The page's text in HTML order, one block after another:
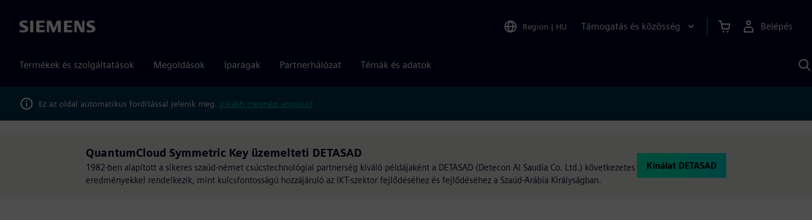
Siemens Region | HU Támogatás és közösség Belépés
Termékek és szolgáltatások Megoldások Iparágak Partnerhálózat Témák és adatok
Ez az oldal automatikus fordítással jelenik meg. Inkább megnézi angolul?
QuantumCloud Symmetric Key üzemelteti DETASAD
1982-ben alapított a sikeres szaúd-német csúcstechnológiai partnerség kiváló példájaként a DETASAD (Detecon Al Saudia Co. Ltd.) következetes
eredményekkel rendelkezik, mint kulcsfontosságú hozzájáruló az IKT-szektor fejlődéséhez és fejlődéséhez a Szaúd-Arábia Királyságban.
Kínálat DETASAD